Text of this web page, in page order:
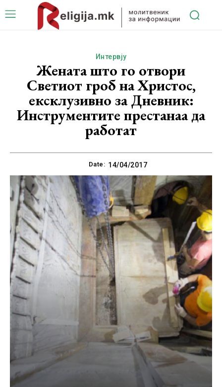
Интервју
Жената што го отвори
Светиот гроб на Христос,
ексклузивно за Дневник:
Инструментите престанаа да
работат
Date: 14/04/2017